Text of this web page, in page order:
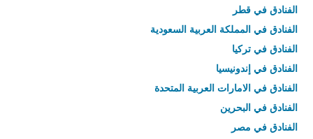
الفنادق في قطر
الفنادق في المملكة العربية السعودية
الفنادق في تركيا
الفنادق في إندونيسيا
الفنادق في الامارات العربية المتحدة
الفنادق في البحرين
الفنادق في مصر